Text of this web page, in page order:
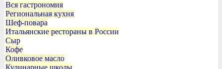
Вся гастрономия
Региональная кухня
Шеф-повара
Итальянские рестораны в России
Сыр
Кофе
Оливковое масло